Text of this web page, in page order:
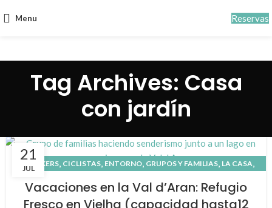
Menu Reservas
Tag Archives: Casa
con jardín
21
JUL
BIKERS, CICLISTAS, ENTORNO, GRUPOS Y FAMILIAS, LA CASA,
PIRINEO, QUÉ HACER ,RUNNING, VAL D'ARAN, VALLE DE ARÁN
Vacaciones en la Val d’Aran: Refugio
Fresco en Vielha (capacidad hasta12